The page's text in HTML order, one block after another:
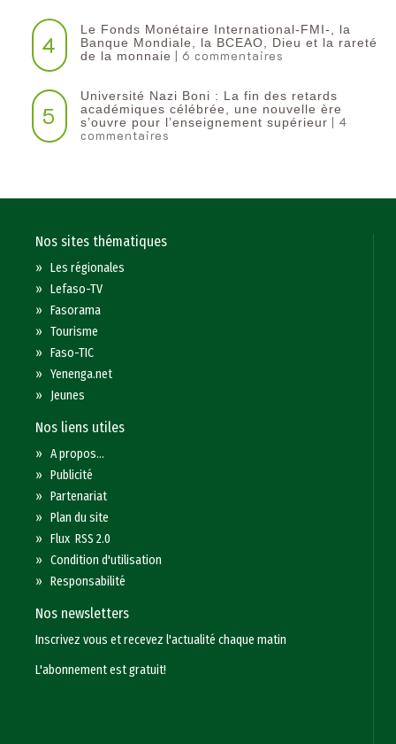
4
Le Fonds Monétaire International-FMI-, la
Banque Mondiale, la BCEAO, Dieu et la rareté
de la monnaie | 6 commentaires
5
Université Nazi Boni : La fin des retards
académiques célébrée, une nouvelle ère
s’ouvre pour l’enseignement supérieur | 4
commentaires
Nos sites thématiques
»Les régionales
»Lefaso-TV
»Fasorama
»Tourisme
»Faso-TIC
»Yenenga.net
» Jeunes
Nos liens utiles
»A propos...
»Publicité
»Partenariat
»Plan du site
»Flux RSS 2.0
»Condition d'utilisation
»Responsabilité
Nos newsletters
Inscrivez vous et recevez l'actualité chaque matin
L'abonnement est gratuit!